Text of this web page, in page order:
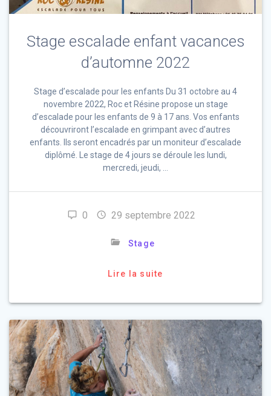
Stage escalade enfant vacances
d’automne 2022
Stage d’escalade pour les enfants Du 31 octobre au 4
novembre 2022, Roc et Résine propose un stage
d’escalade pour les enfants de 9 à 17 ans. Vos enfants
découvriront l’escalade en grimpant avec d’autres
enfants. Ils seront encadrés par un moniteur d’escalade
diplômé. Le stage de 4 jours se déroule les lundi,
mercredi, jeudi, …
0 29 septembre 2022
Stage
Lire la suite